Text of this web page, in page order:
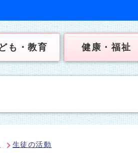
も・教育 健康・福祉
生徒の活動